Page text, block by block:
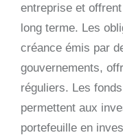
entreprise et
long terme. Les
créance émis par
gouvernements,
réguliers. Les
permettent aux
portefeuille en